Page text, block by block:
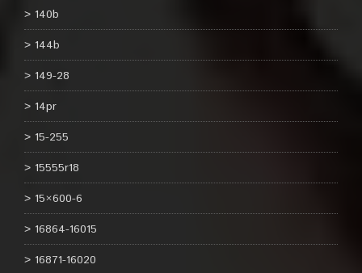
140b
144b
149-28
14pr
15-255
15555r18
15×600-6
16864-16015
16871-16020